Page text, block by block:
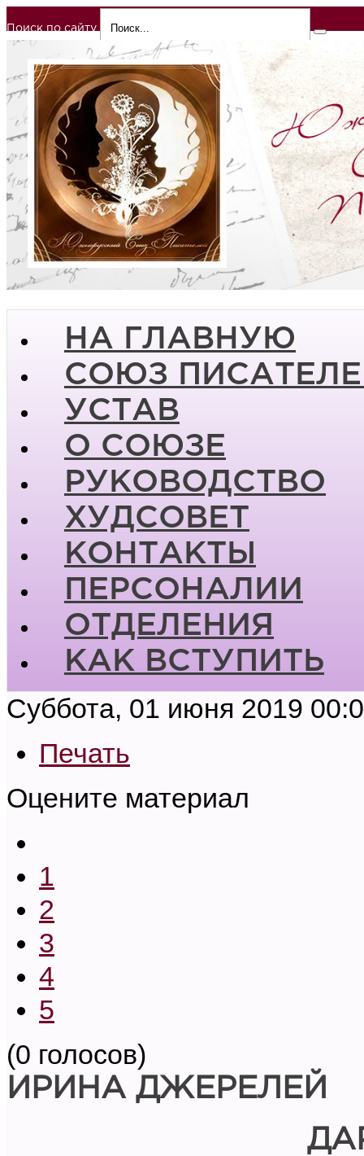
Поиск по сайту
НА ГЛАВНУЮ
СОЮЗ
УСТАВ
О СОЮЗЕ
РУКОВОДСТВО
ХУДСОВЕТ
КОНТАКТЫ
ПЕРСОНАЛИИ
ОТДЕЛЕНИЯ
КАК ВСТУПИТЬ
Суббота, 01 июня 2019
Печать
Оцените материал
1
2
3
4
5
(0 голосов)
И РИНА ДЖЕРЕЛЕЙ
Д